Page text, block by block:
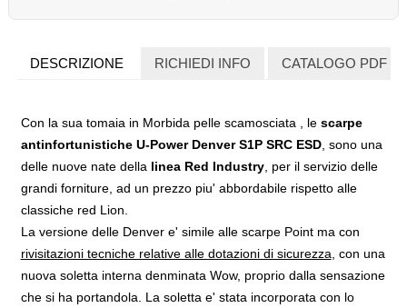
DESCRIZIONE RICHIEDI INFO CATALOGO PDF
Con la sua tomaia in Morbida pelle scamosciata , le scarpe
antinfortunistiche U-Power Denver S1P SRC ESD, sono una
delle nuove nate della linea Red Industry, per il servizio delle
grandi forniture, ad un prezzo piu' abbordabile rispetto alle
classiche red Lion.
La versione delle Denver e' simile alle scarpe Point ma con
rivisitazioni tecniche relative alle dotazioni di sicurezza , con una
nuova soletta interna denminata Wow, proprio dalla sensazione
che si ha portandola. La soletta e' stata incorporata con lo